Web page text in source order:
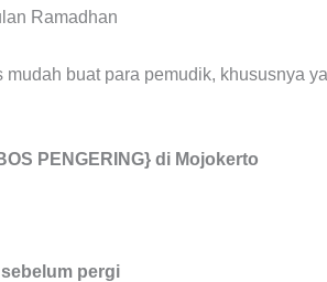
Ramadhan
buat para pemudik, khususnya
PENGERING} di Mojokerto
pergi